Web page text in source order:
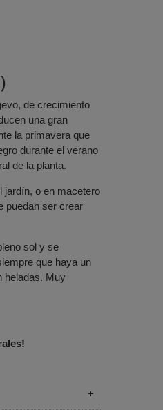
de crecimiento
una gran
la primavera que
durante el verano
de la planta.
jardín, o en macetero
puedan ser crear
sol y se
que haya un
heladas. Muy